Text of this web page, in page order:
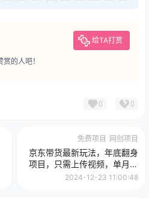
给TA打赏
的人吧！
0 0
免费项目 网创项目
京东带货最新玩法，年底翻身
项目，只需上传视频，单月稳
定变现1w+
2024-12-23 11:00:48